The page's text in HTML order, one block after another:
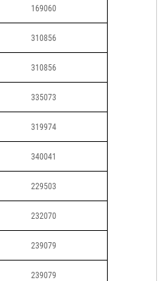
169060
310856
310856
335073
319974
340041
229503
232070
239079
239079